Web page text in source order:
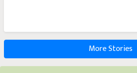
More Stories